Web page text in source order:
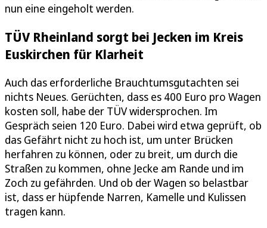
nun eine eingeholt werden.
TÜV Rheinland sorgt bei Jecken im Kreis
Euskirchen für Klarheit
Auch das erforderliche Brauchtumsgutachten sei
nichts Neues. Gerüchten, dass es 400 Euro pro Wagen
kosten soll, habe der TÜV widersprochen. Im
Gespräch seien 120 Euro. Dabei wird etwa geprüft, ob
das Gefährt nicht zu hoch ist, um unter Brücken
herfahren zu können, oder zu breit, um durch die
Straßen zu kommen, ohne Jecke am Rande und im
Zoch zu gefährden. Und ob der Wagen so belastbar
ist, dass er hüpfende Narren, Kamelle und Kulissen
tragen kann.